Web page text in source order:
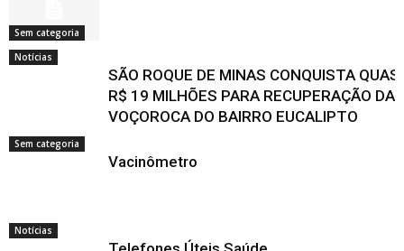
Sem categoria
Notícias
SÃO ROQUE DE MINAS CONQUISTA
R$ 19 MILHÕES PARA RECUPERAÇÃO DA
VOÇOROCA DO BAIRRO EUCALIPTO
Sem categoria
Vacinômetro
Notícias